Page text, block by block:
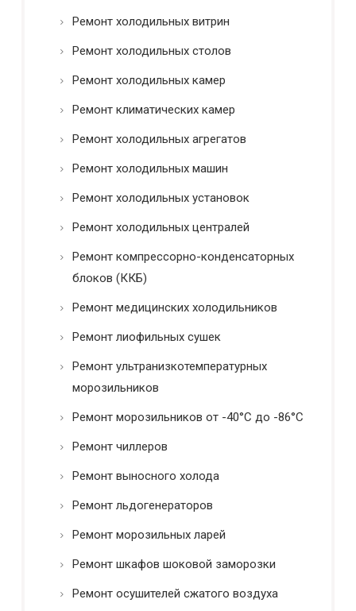
Ремонт холодильных витрин
Ремонт холодильных столов
Ремонт холодильных камер
Ремонт климатических камер
Ремонт холодильных агрегатов
Ремонт холодильных машин
Ремонт холодильных установок
Ремонт холодильных централей
Ремонт компрессорно-конденсаторных
блоков (ККБ)
Ремонт медицинских холодильников
Ремонт лиофильных сушек
Ремонт ультранизкотемпературных
морозильников
Ремонт морозильников от -40°C до -86°C
Ремонт чиллеров
Ремонт выносного холода
Ремонт льдогенераторов
Ремонт морозильных ларей
Ремонт шкафов шоковой заморозки
Ремонт осушителей сжатого воздуха